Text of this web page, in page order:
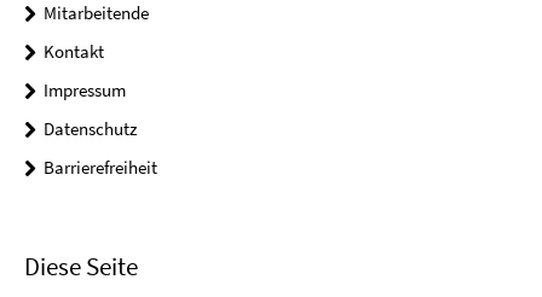
Mitarbeitende
Kontakt
Impressum
Datenschutz
Barrierefreiheit
Diese Seite